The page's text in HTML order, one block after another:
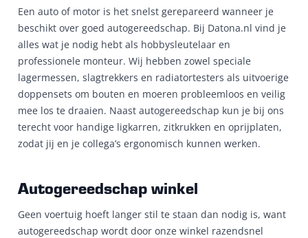
Een auto of motor is het snelst gerepareerd wanneer je
beschikt over goed autogereedschap. Bij Datona.nl vind je
alles wat je nodig hebt als hobbysleutelaar en
professionele monteur. Wij hebben zowel speciale
lagermessen, slagtrekkers en radiatortesters als uitvoerige
doppensets om bouten en moeren probleemloos en veilig
mee los te draaien. Naast autogereedschap kun je bij ons
terecht voor handige ligkarren, zitkrukken en oprijplaten,
zodat jij en je collega’s ergonomisch kunnen werken.
Autogereedschap winkel
Geen voertuig hoeft langer stil te staan dan nodig is, want
autogereedschap wordt door onze winkel razendsnel